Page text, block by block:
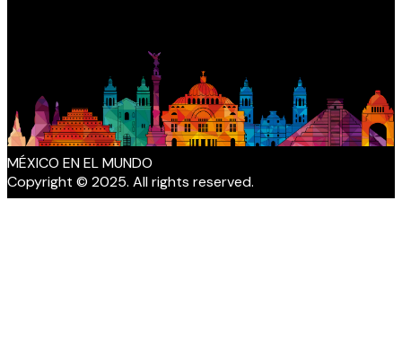
MÉXICO EN EL MUNDO
Copyright © 2025. All rights reserved.